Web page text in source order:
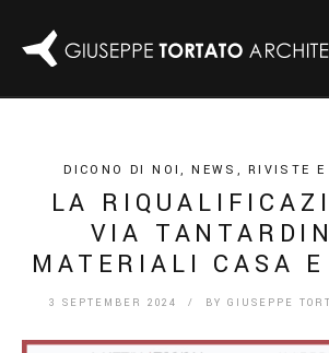
DICONO DI NOI,NEWS , RIVISTE E
LA
VIA
MATERIALI CASA
3 SEPTEMBER 2024 / BY GIUSEPPE